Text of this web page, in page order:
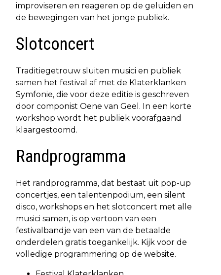
improviseren en reageren op de geluiden en
de bewegingen van het jonge publiek.
Slotconcert
Traditiegetrouw sluiten musici en publiek
samen het festival af met de Klaterklanken
Symfonie, die voor deze editie is geschreven
door componist Oene van Geel. In een korte
workshop wordt het publiek voorafgaand
klaargestoomd.
Randprogramma
Het randprogramma, dat bestaat uit pop-up
concertjes, een talentenpodium, een silent
disco, workshops en het slotconcert met alle
musici samen, is op vertoon van een
festivalbandje van een van de betaalde
onderdelen gratis toegankelijk. Kijk voor de
volledige programmering op de website.